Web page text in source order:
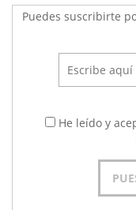
Puedes suscribirte
He leído y